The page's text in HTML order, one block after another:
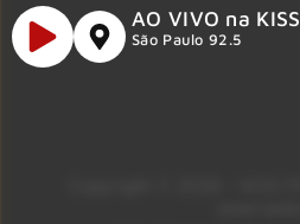
AO VIVO na KISS
São Paulo 92.5